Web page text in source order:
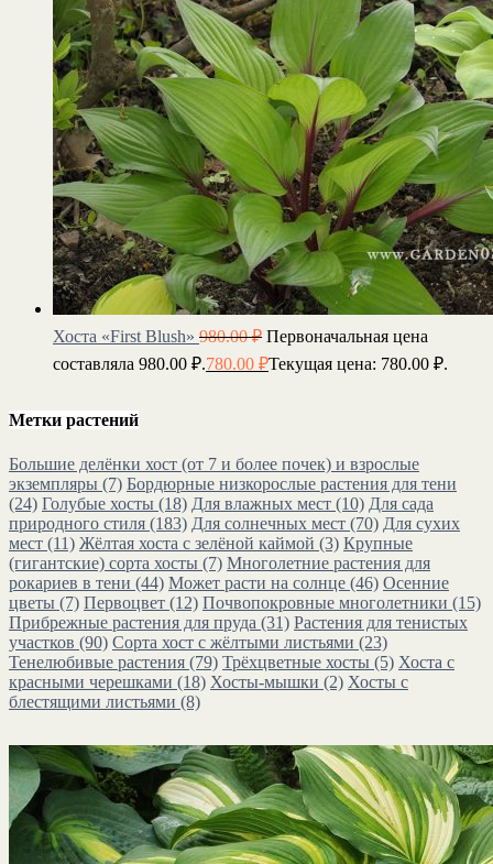
Хоста «First Blush» 980.00₽ Первоначальная цена
составляла 980.00 ₽.780.00 ₽Текущая цена: 780.00 ₽.
Метки растений
Большие делёнки хост (от 7 и более почек) и взрослые
экземпляры (7) Бордюрные низкорослые растения для тени
(24) Голубые хосты (18) Для влажных мест (10) Для сада
природного стиля (183) Для солнечных мест (70) Для сухих
мест (11) Жёлтая хоста с зелёной каймой (3) Крупные
(гигантские) сорта хосты (7) Многолетние растения для
рокариев в тени (44) Может расти на солнце (46) Осенние
цветы (7) Первоцвет (12) Почвопокровные многолетники (15)
Прибрежные растения для пруда (31) Растения для тенистых
участков (90) Сорта хост с жёлтыми листьями (23)
Тенелюбивые растения (79) Трёхцветные хосты (5) Хоста с
красными черешками (18) Хосты-мышки (2) Хосты с
блестящими листьями (8)